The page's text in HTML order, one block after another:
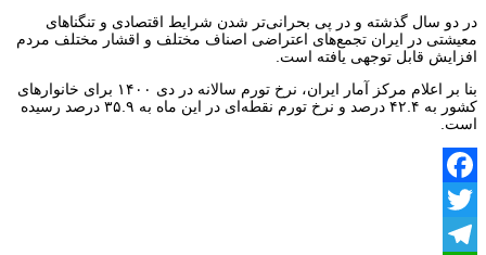
در دو سال گذشته و در پی بحرانی‌تر شدن شرایط اقتصادی و تنگناهای
معیشتی در ایران تجمع‌های اعتراضی اصناف مختلف و اقشار مختلف مردم
افزایش قابل توجهی یافته است.
بنا بر اعلام مرکز آمار ایران، نرخ تورم سالانه در دی‌ ١۴٠٠ برای خانوارهای
کشور به ۴۲.۴ درصد و نرخ تورم نقطه‌ای در این ماه به ۳۵.۹ درصد رسیده
است.
Facebook
Twitter